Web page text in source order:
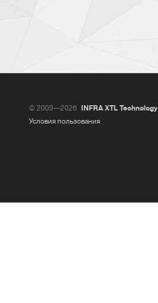
© 2009—2026
INFRA XTL Technology
Условия пользования